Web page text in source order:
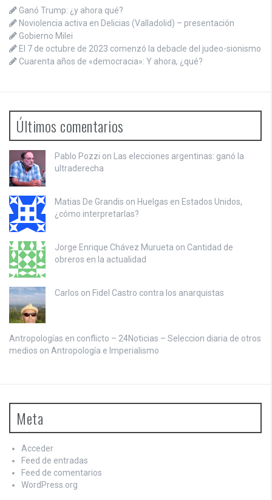
Ganó Trump: ¿y ahora qué?
Noviolencia activa en Delicias (Valladolid) – presentación
Gobierno Milei
El 7 de octubre de 2023 comenzó la debacle del judeo-sionismo
Cuarenta años de «democracia»: Y ahora, ¿qué?
Últimos comentarios
Pablo Pozzi on Las elecciones argentinas: ganó la
ultraderecha
Matias De Grandis on Huelgas en Estados Unidos,
¿cómo interpretarlas?
Jorge Enrique Chávez Murueta on Cantidad de
obreros en la actualidad
Carlos on Fidel Castro contra los anarquistas
Antropologías en conflicto – 24Noticias – Seleccion diaria de otros
medios on Antropología e Imperialismo
Meta
Acceder
Feed de entradas
Feed de comentarios
WordPress.org